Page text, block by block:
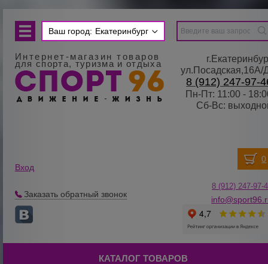
Ваш город: Екатеринбург
Интернет-магазин товаров
для спорта, туризма и отдыха
8 (912) 247-97-
Пн-Пт: 11:00 -
Сб-Вс:
Вход
Заказать обратный звонок
8 (912) 247-97-
КАТАЛОГ ТОВАРОВ